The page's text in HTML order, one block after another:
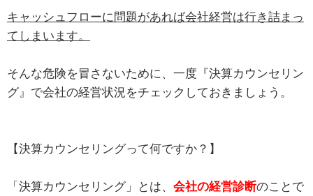
キャッシュフローに問題があれば会社経営は行き詰まっ
てしまいます。
そんな危険を冒さないために、一度『決算カウンセリン
グ』で会社の経営状況をチェックしておきましょう。
【決算カウンセリングって何ですか？】
「決算カウンセリング」とは、 会社の経営診断のことで